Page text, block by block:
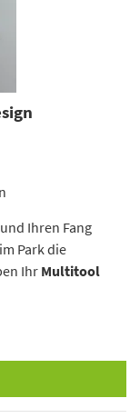
Ihren Fang
Park die
Ihr Multitool